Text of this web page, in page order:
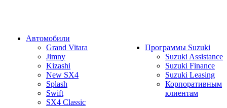
Автомобили
Grand Vitara
Jimny
Kizashi
New SX4
Splash
Swift
SX4 Classic
Программы Suzuki
Suzuki Assistance
Suzuki Finance
Suzuki Leasing
Корпоративным
клиентам